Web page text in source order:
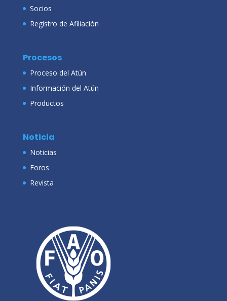
Socios
Registro de Afiliación
Procesos
Proceso del Atún
Información del Atún
Productos
Noticia
Noticias
Foros
Revista